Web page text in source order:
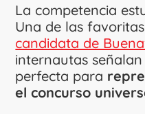
La competencia
Una de las
candidata de
internautas
perfecta para
el concurso